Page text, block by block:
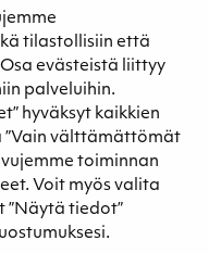
tilastollisiin että
evästeistä liittyy
palveluihin.
hyväksyt kaikkien
”Vain välttämättömät
toiminnan
Voit myös valita
”Näytä tiedot”